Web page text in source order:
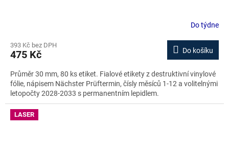
Do týdne
393 Kč bez DPH
475 Kč Do košíku
Průměr 30 mm, 80 ks etiket. Fialové etikety z destruktivní vinylové
fólie, nápisem Nächster Prüftermin, čísly měsíců 1-12 a volitelnými
letopočty 2028-2033 s permanentním lepidlem.
LASER